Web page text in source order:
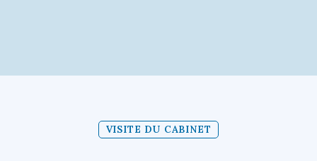
VISITE DU CABINET